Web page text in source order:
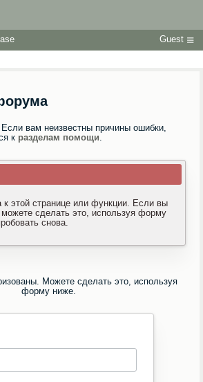
Guest
вам неизвестны причины ошибки,
к разделам помощи.
к этой странице или функции. Если вы
можете сделать это, используя форму
снова.
Можете сделать это, используя
форму ниже.